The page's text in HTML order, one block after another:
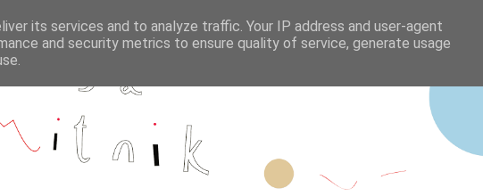
its services and to analyze traffic. Your IP address and user-agent
and security metrics to ensure quality of service, generate usage